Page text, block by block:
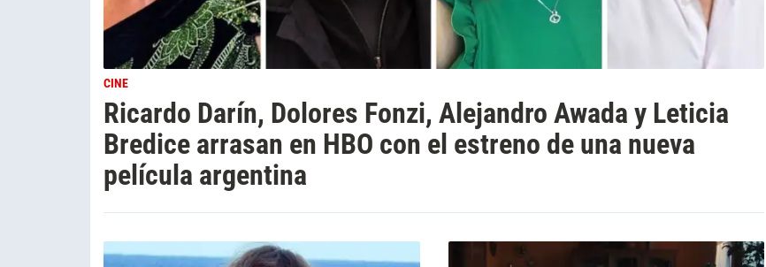
CINE
Ricardo Darín, Dolores Fonzi, Alejandro Awada y Leticia
Bredice arrasan en HBO con el estreno de una nueva
película argentina